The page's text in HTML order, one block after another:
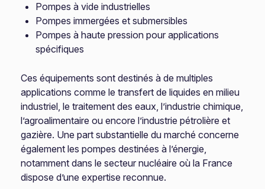
Pompes à vide industrielles
Pompes immergées et submersibles
Pompes à haute pression pour applications
spécifiques
Ces équipements sont destinés à de multiples
applications comme le transfert de liquides en milieu
industriel, le traitement des eaux, l’industrie chimique,
l’agroalimentaire ou encore l’industrie pétrolière et
gazière. Une part substantielle du marché concerne
également les pompes destinées à l’énergie,
notamment dans le secteur nucléaire où la France
dispose d’une expertise reconnue.